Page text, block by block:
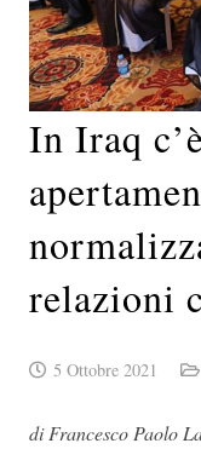
In Iraq
relazioni
5 Ottobre 2021
di Francesco Paolo